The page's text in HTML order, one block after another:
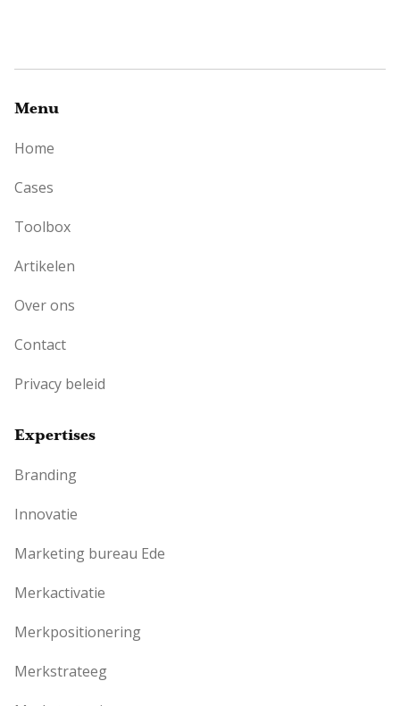
Menu
Home
Cases
Toolbox
Artikelen
Over ons
Contact
Privacy beleid
Expertises
Branding
Innovatie
Marketing bureau Ede
Merkactivatie
Merkpositionering
Merkstrateeg